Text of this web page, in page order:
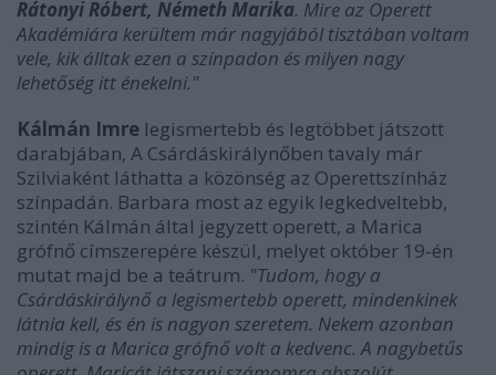
Rátonyi Róbert, Németh Marika. Mire az Operett
Akadémiára kerültem már nagyjából tisztában voltam
vele, kik álltak ezen a színpadon és milyen nagy
lehetőség itt énekelni."
Kálmán Imre legismertebb és legtöbbet játszott
darabjában, A Csárdáskirálynőben tavaly már
Szilviaként láthatta a közönség az Operettszínház
színpadán. Barbara most az egyik legkedveltebb,
szintén Kálmán által jegyzett operett, a Marica
grófnő címszerepére készül, melyet október 19-én
mutat majd be a teátrum. "Tudom, hogy a
Csárdáskirálynő a legismertebb operett, mindenkinek
látnia kell, és én is nagyon szeretem. Nekem azonban
mindig is a Marica grófnő volt a kedvenc. A nagybetűs